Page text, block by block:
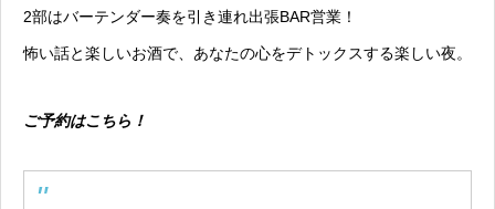
2部はバーテンダー奏を引き連れ出張BAR営業！
怖い話と楽しいお酒で、あなたの心をデトックスする楽しい夜。
ご予約はこちら！